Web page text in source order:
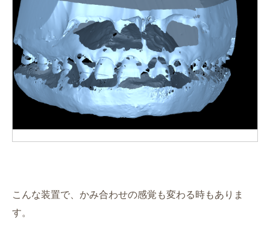
こんな装置で、かみ合わせの感覚も変わる時もありま
す。